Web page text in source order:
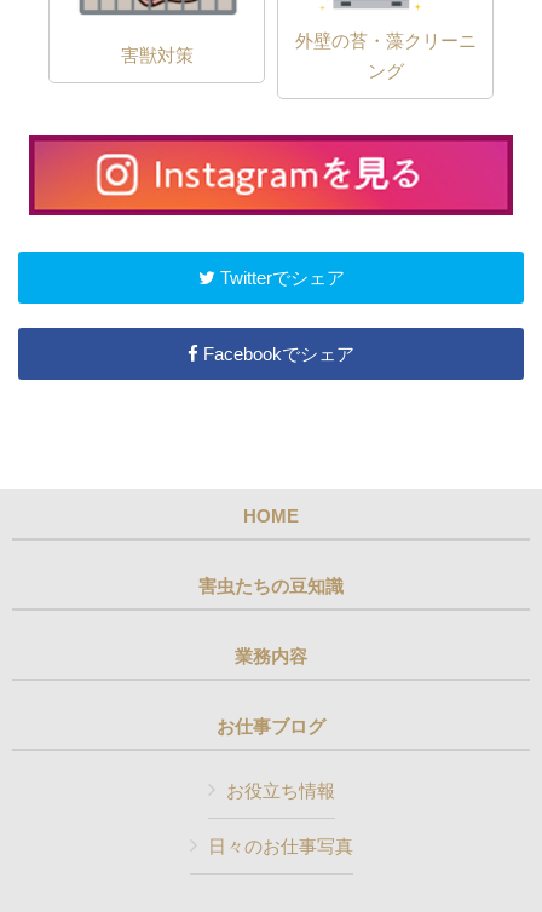
害獣対策
外壁の苔・藻クリーニ
ング
Twitterでシェア
Facebookでシェア
HOME
害虫たちの豆知識
業務内容
お仕事ブログ
お役立ち情報
日々のお仕事写真